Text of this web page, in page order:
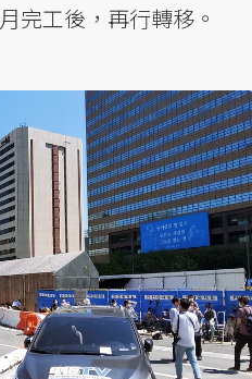
完工後，再行轉移。